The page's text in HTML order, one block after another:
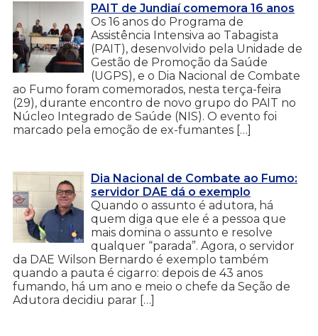
PAIT de Jundiaí comemora 16 anos
Os 16 anos do Programa de
Assistência Intensiva ao Tabagista
(PAIT), desenvolvido pela Unidade de
Gestão de Promoção da Saúde
(UGPS), e o Dia Nacional de Combate
ao Fumo foram comemorados, nesta terça-feira
(29), durante encontro de novo grupo do PAIT no
Núcleo Integrado de Saúde (NIS). O evento foi
marcado pela emoção de ex-fumantes […]
Dia Nacional de Combate ao Fumo:
servidor DAE dá o exemplo
Quando o assunto é adutora, há
quem diga que ele é a pessoa que
mais domina o assunto e resolve
qualquer “parada”. Agora, o servidor
da DAE Wilson Bernardo é exemplo também
quando a pauta é cigarro: depois de 43 anos
fumando, há um ano e meio o chefe da Seção de
Adutora decidiu parar […]